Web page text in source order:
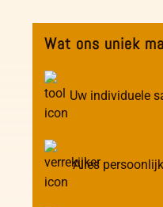
Wat ons uniek
Uw individuele
Alles